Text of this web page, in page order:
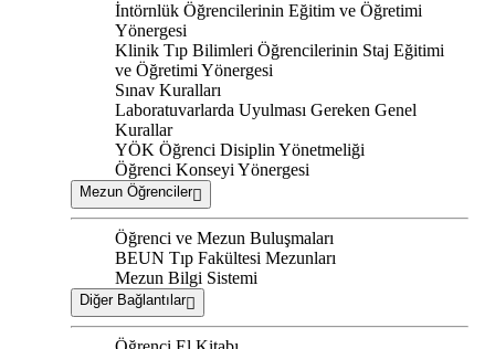
İntörnlük Öğrencilerinin Eğitim ve Öğretimi
Yönergesi
Klinik Tıp Bilimleri Öğrencilerinin Staj Eğitimi
ve Öğretimi Yönergesi
Sınav Kuralları
Laboratuvarlarda Uyulması Gereken Genel
Kurallar
YÖK Öğrenci Disiplin Yönetmeliği
Öğrenci Konseyi Yönergesi
Mezun Öğrenciler
Öğrenci ve Mezun Buluşmaları
BEUN Tıp Fakültesi Mezunları
Mezun Bilgi Sistemi
Diğer Bağlantılar